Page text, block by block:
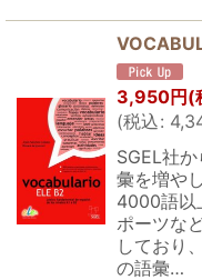
3,950円(
(税込:
SGEL社
彙を増や
4000語以
ポーツな
しており
の語彙…